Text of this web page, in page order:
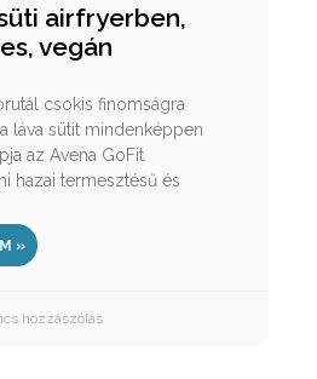
airfryerben,
vegán
csokis finomságra
láva sütit mindenképpen
az Avena GoFit
hazai termesztésű és
»
hozzászólás